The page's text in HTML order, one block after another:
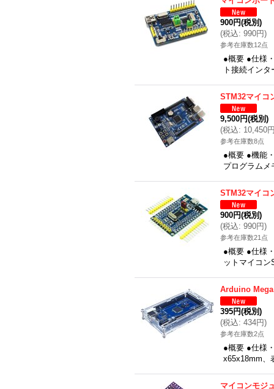
900円(税別)
(税込: 990円)
参考在庫数12点
●概要 ●仕様
ト接続イン
STM32マイコ
9,500円(税別)
(税込: 10,450
参考在庫数8点
●概要 ●機能
プログラム
STM32マイコ
900円(税別)
(税込: 990円)
参考在庫数21点
●概要 ●仕様
ットマイコ
Arduino
395円(税別)
(税込: 434円)
参考在庫数2点
●概要 ●仕様
x65x18mm、
マイコンモジ